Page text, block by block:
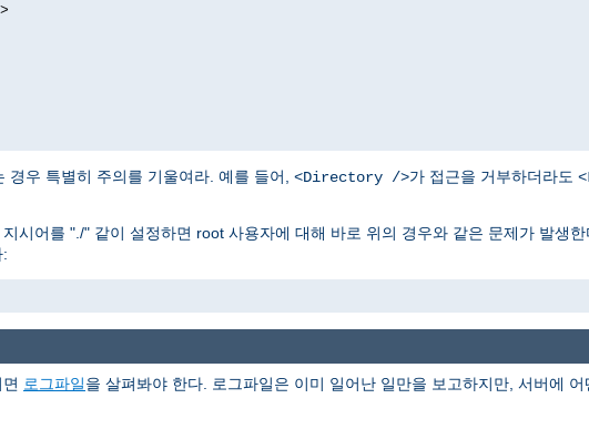
경우 특별히 주의를 기울여라. 예를 들어, <Directory />가 접근을 거부하더라도
시어를 "./" 같이 설정하면 root 사용자에 대해 바로 위의 경우와 같은 문제가 발생
로그파일을 살펴봐야 한다. 로그파일은 이미 일어난 일만을 보고하지만, 서버에